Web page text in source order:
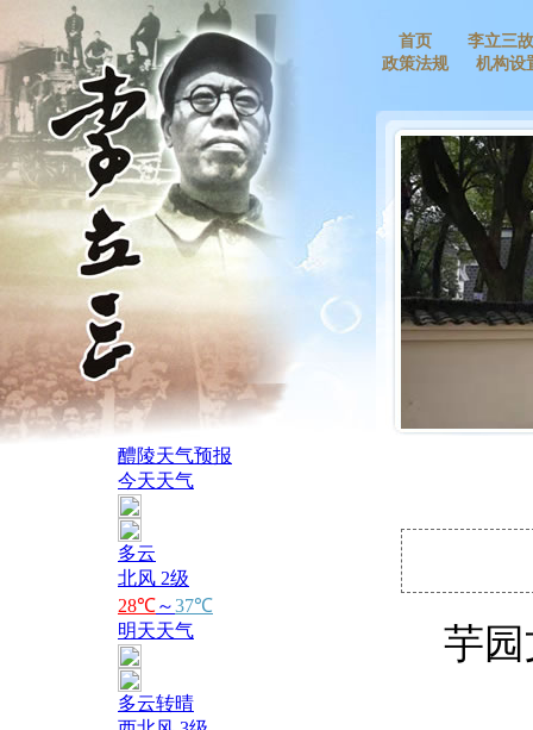
首页
李立三
政策法规
机构设
芋